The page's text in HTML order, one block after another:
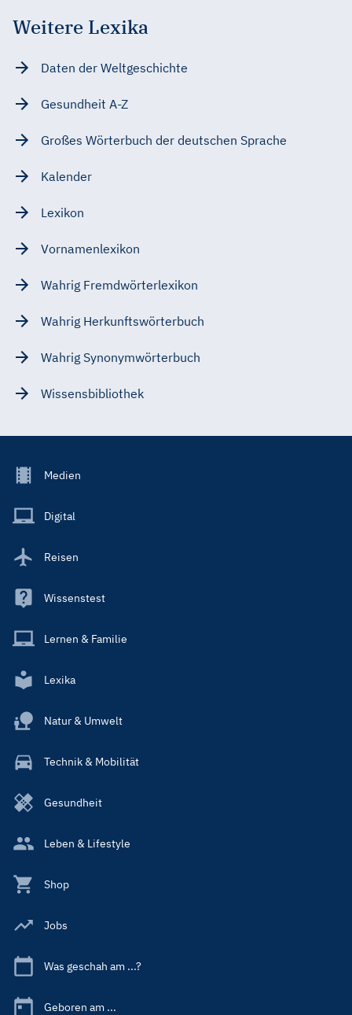
Weitere Lexika
Daten der Weltgeschichte
Gesundheit A-Z
Großes Wörterbuch der deutschen Sprache
Kalender
Lexikon
Vornamenlexikon
Wahrig Fremdwörterlexikon
Wahrig Herkunftswörterbuch
Wahrig Synonymwörterbuch
Wissensbibliothek
Footer
Main
Medien
Digital
Reisen
Wissenstest
Lernen & Familie
Lexika
Natur & Umwelt
Technik & Mobilität
Gesundheit
Leben & Lifestyle
Shop
Jobs
Was geschah am ...?
Geboren am ...